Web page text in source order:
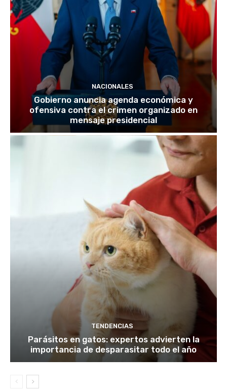
NACIONALES
Gobierno anuncia agenda económica y
ofensiva contra el crimen organizado en
mensaje presidencial
TENDENCIAS
Parásitos en gatos: expertos advierten la
importancia de desparasitar todo el año